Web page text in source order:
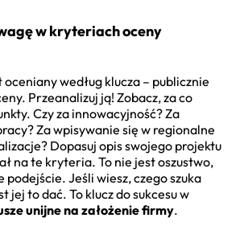
w kryteriach oceny
według klucza – publicznie
Przeanalizuj ją! Zobacz, za co
Czy za innowacyjność? Za
Za wpisywanie się w regionalne
Dopasuj opis swojego projektu
na te kryteria. To nie jest oszustwo,
Jeśli wiesz, czego szuka
jej to dać. To klucz do sukcesu w
unijne na założenie firmy.